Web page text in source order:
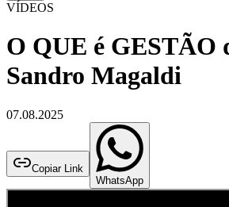
VÍDEOS
O QUE é GESTÃO
Sandro Magaldi
07.08.2025
Copiar Link
WhatsApp